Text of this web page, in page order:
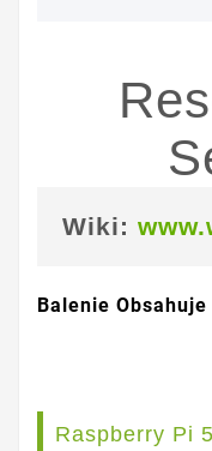
Wiki:
Balenie
Raspberry Pi